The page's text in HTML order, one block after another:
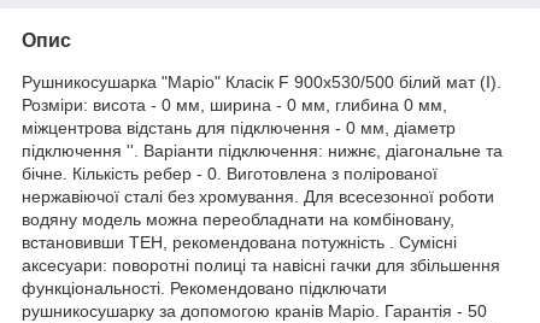
Опис
Рушникосушарка "Маріо" Класік F 900х530/500 білий мат (І).
Розміри: висота - 0 мм, ширина - 0 мм, глибина 0 мм,
міжцентрова відстань для підключення - 0 мм, діаметр
підключення ''. Варіанти підключення: нижнє, діагональне та
бічне. Кількість ребер - 0. Виготовлена з полірованої
нержавіючої сталі без хромування. Для всесезонної роботи
водяну модель можна переобладнати на комбіновану,
встановивши ТЕН, рекомендована потужність . Сумісні
аксесуари: поворотні полиці та навісні гачки для збільшення
функціональності. Рекомендовано підключати
рушникосушарку за допомогою кранів Маріо. Гарантія - 50